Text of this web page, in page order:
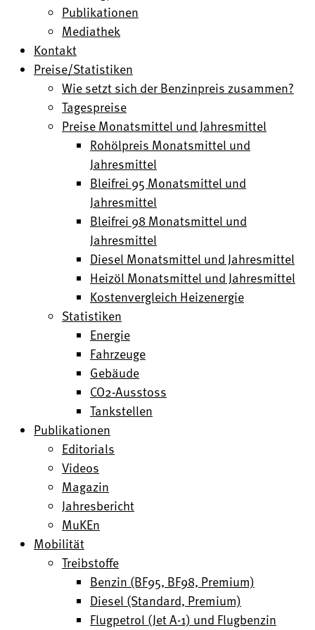
Publikationen
Mediathek
Kontakt
Preise/Statistiken
Wie setzt sich der Benzinpreis zusammen?
Tagespreise
Preise Monatsmittel und Jahresmittel
Rohölpreis Monatsmittel und
Jahresmittel
Bleifrei 95 Monatsmittel und
Jahresmittel
Bleifrei 98 Monatsmittel und
Jahresmittel
Diesel Monatsmittel und Jahresmittel
Heizöl Monatsmittel und Jahresmittel
Kostenvergleich Heizenergie
Statistiken
Energie
Fahrzeuge
Gebäude
CO2-Ausstoss
Tankstellen
Publikationen
Editorials
Videos
Magazin
Jahresbericht
MuKEn
Mobilität
Treibstoffe
Benzin (BF95, BF98, Premium)
Diesel (Standard, Premium)
Flugpetrol (Jet A-1) und Flugbenzin